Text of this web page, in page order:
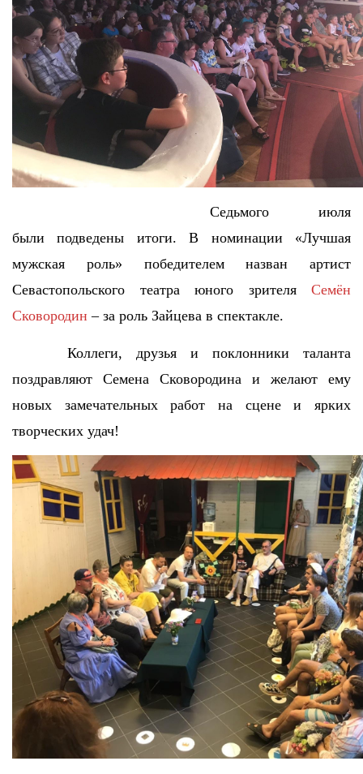
Седьмого июля
были подведены итоги. В номинации «Лучшая
мужская роль» победителем назван артист
Севастопольского театра юного зрителя Семён
Сковородин – за роль Зайцева в спектакле.
Коллеги, друзья и поклонники таланта
поздравляют Семена Сковородина и желают ему
новых замечательных работ на сцене и ярких
творческих удач!